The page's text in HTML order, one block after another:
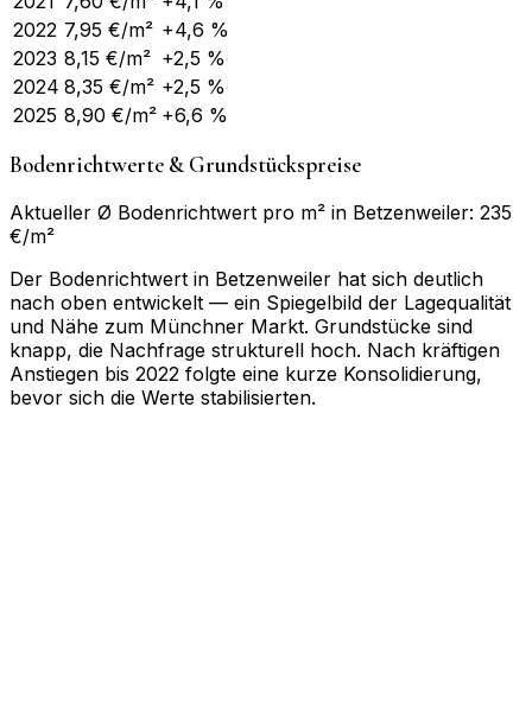
2022 7,95 €/m² +4,6 %
2023 8,15 €/m² +2,5 %
2024 8,35 €/m² +2,5 %
2025 8,90 €/m² +6,6 %
Bodenrichtwerte & Grundstückspreise
Aktueller Ø Bodenrichtwert pro m² in Betzenweiler: 235
€/m²
Der Bodenrichtwert in Betzenweiler hat sich deutlich
nach oben entwickelt — ein Spiegelbild der Lagequalität
und Nähe zum Münchner Markt. Grundstücke sind
knapp, die Nachfrage strukturell hoch. Nach kräftigen
Anstiegen bis 2022 folgte eine kurze Konsolidierung,
bevor sich die Werte stabilisierten.